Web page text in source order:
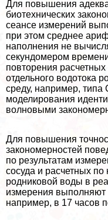
Для повышения
биотехнических
сеансе измерений
при этом среднее
наполнения не
секундомером
повторения
отдельного водотока
среду, например, типа
моделирования
волновыми
Для повышения
закономерностей
по результатам
сосуда и расчетных
родниковой воды в
измерения выполняют
например, в 17 часов